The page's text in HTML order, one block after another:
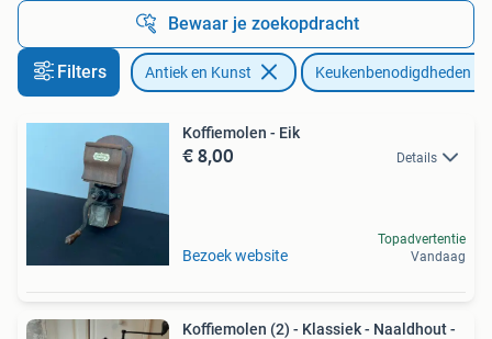
Bewaar je zoekopdracht
Filters Antiek en Kunst Keukenbenodigdheden
Koffiemolen - Eik
€ 8,00 Details
Bezoek website
Topadvertentie
Vandaag
Koffiemolen (2) - Klassiek - Naaldhout -